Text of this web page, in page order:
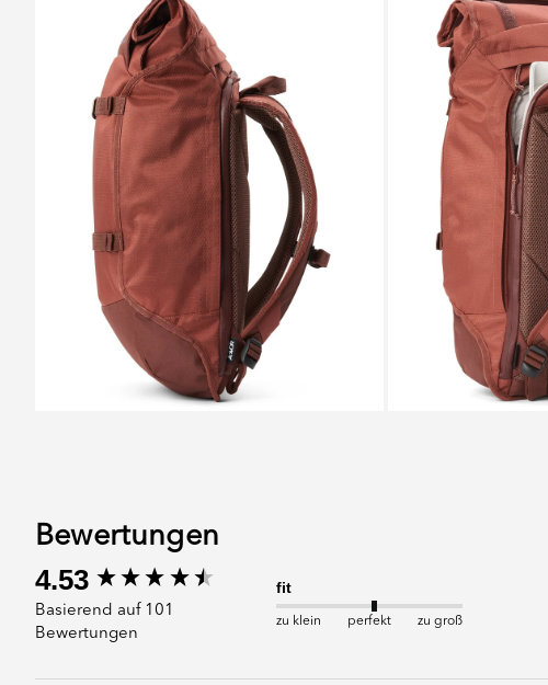
Bewertungen
4.53
Basierend auf 101
Bewertungen
fit
zu klein perfekt zu groß
New content loaded